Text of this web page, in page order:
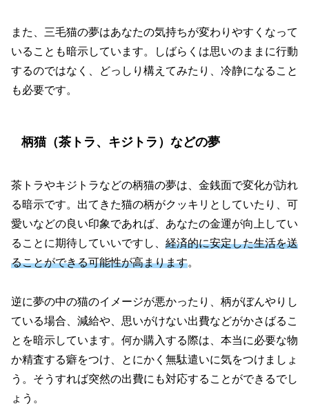
また、三毛猫の夢はあなたの気持ちが変わりやすくなって
いることも暗示しています。しばらくは思いのままに行動
するのではなく、どっしり構えてみたり、冷静になること
も必要です。
柄猫（茶トラ、キジトラ）などの夢
茶トラやキジトラなどの柄猫の夢は、金銭面で変化が訪れ
る暗示です。出てきた猫の柄がクッキリとしていたり、可
愛いなどの良い印象であれば、あなたの金運が向上してい
ることに期待していいですし、 経済的に安定した生活を送
ることができる可能性が高まります。
逆に夢の中の猫のイメージが悪かったり、柄がぼんやりし
ている場合、減給や、思いがけない出費などがかさばるこ
とを暗示しています。何か購入する際は、本当に必要な物
か精査する癖をつけ、とにかく無駄遣いに気をつけましょ
う。そうすれば突然の出費にも対応することができるでし
ょう。